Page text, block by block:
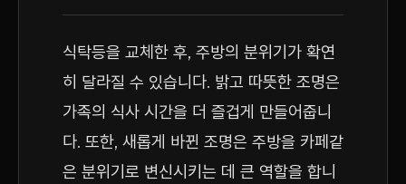
식탁등을 교체한 후, 주방의 분위기가 확연
히 달라질 수 있습니다. 밝고 따뜻한 조명은
가족의 식사 시간을 더 즐겁게 만들어줍니
다. 또한, 새롭게 바뀐 조명은 주방을 카페같
은 분위기로 변신시키는 데 큰 역할을 합니